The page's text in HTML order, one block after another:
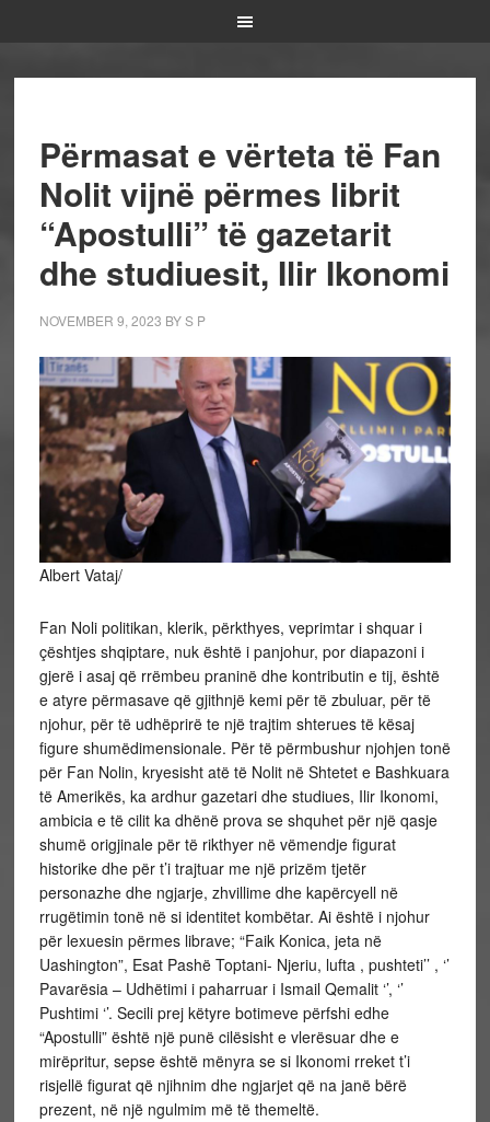
Përmasat e vërteta të Fan
Nolit vijnë përmes librit
“Apostulli” të gazetarit
dhe studiuesit, Ilir Ikonomi
NOVEMBER 9, 2023 BYS P
Albert Vataj/
Fan Noli politikan, klerik, përkthyes, veprimtar i shquar i
çështjes shqiptare, nuk është i panjohur, por diapazoni i
gjerë i asaj që rrëmbeu praninë dhe kontributin e tij, është
e atyre përmasave që gjithnjë kemi për të zbuluar, për të
njohur, për të udhëprirë te një trajtim shterues të kësaj
figure shumëdimensionale. Për të përmbushur njohjen tonë
për Fan Nolin, kryesisht atë të Nolit në Shtetet e Bashkuara
të Amerikës, ka ardhur gazetari dhe studiues, Ilir Ikonomi,
ambicia e të cilit ka dhënë prova se shquhet për një qasje
shumë origjinale për të rikthyer në vëmendje figurat
historike dhe për t’i trajtuar me një prizëm tjetër
personazhe dhe ngjarje, zhvillime dhe kapërcyell në
rrugëtimin tonë në si identitet kombëtar. Ai është i njohur
për lexuesin përmes librave; “Faik Konica, jeta në
Uashington”, Esat Pashë Toptani- Njeriu, lufta , pushteti’’ , ‘’
Pavarësia – Udhëtimi i paharruar i Ismail Qemalit ‘’, ‘’
Pushtimi ‘’. Secili prej këtyre botimeve përfshi edhe
“Apostulli” është një punë cilësisht e vlerësuar dhe e
mirëpritur, sepse është mënyra se si Ikonomi rreket t’i
risjellë figurat që njihnim dhe ngjarjet që na janë bërë
prezent, në një ngulmim më të themeltë.